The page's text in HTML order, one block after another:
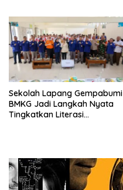
Sekolah Lapang Gempabumi
BMKG Jadi Langkah Nyata
Tingkatkan Literasi